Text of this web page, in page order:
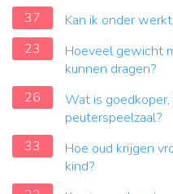
37
Kan ik onder
23
Hoeveel gewicht
kunnen dragen?
26
Wat is
peuterspeelzaal?
33
Hoe oud krijgen
kind?